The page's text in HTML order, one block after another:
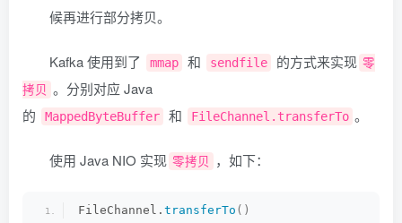
候再进行部分拷贝。
Kafka 使用到了 mmap 和 sendfile 的方式来实现 零
拷贝 。分别对应 Java
的
MappedByteBuffer 和 FileChannel.transferTo 。
使用 Java NIO 实现 零拷贝 ，如下：
FileChannel. transferTo ()